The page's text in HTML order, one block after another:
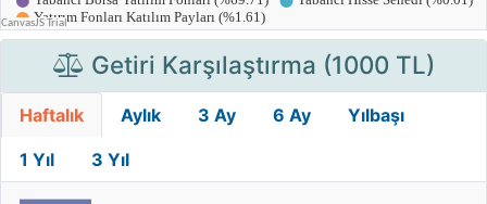
Getiri Karşılaştırma (1000 TL)
Haftalık Aylık 3 Ay 6 Ay Yılbaşı
1 Yıl 3 Yıl